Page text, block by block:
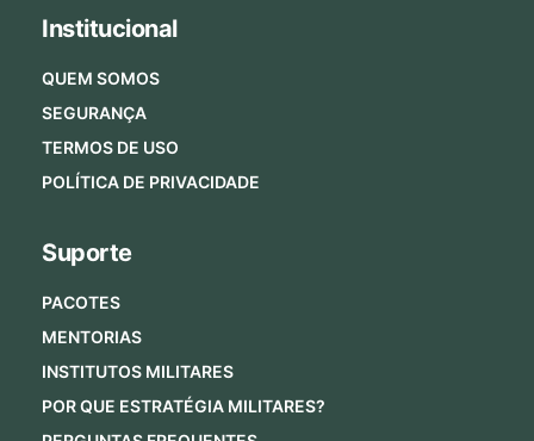
Institucional
QUEM SOMOS
SEGURANÇA
TERMOS DE USO
POLÍTICA DE PRIVACIDADE
Suporte
PACOTES
MENTORIAS
INSTITUTOS MILITARES
POR QUE ESTRATÉGIA MILITARES?